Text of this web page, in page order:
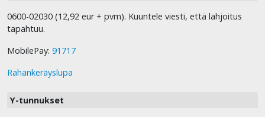
0600-02030 (12,92 eur + pvm). Kuuntele viesti, että lahjoitus
tapahtuu.
MobilePay: 91717
Rahankeräyslupa
Y-tunnukset